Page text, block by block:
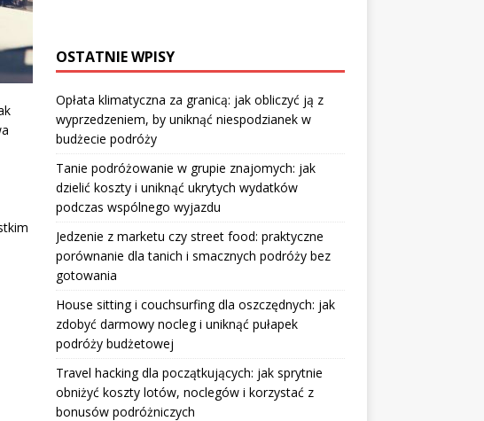
OSTATNIE WPISY
Opłata klimatyczna za granicą: jak obliczyć ją z
wyprzedzeniem, by uniknąć niespodzianek w
budżecie podróży
Tanie podróżowanie w grupie znajomych: jak
dzielić koszty i uniknąć ukrytych wydatków
podczas wspólnego wyjazdu
Jedzenie z marketu czy street food: praktyczne
porównanie dla tanich i smacznych podróży bez
gotowania
House sitting i couchsurfing dla oszczędnych: jak
zdobyć darmowy nocleg i uniknąć pułapek
podróży budżetowej
Travel hacking dla początkujących: jak sprytnie
obniżyć koszty lotów, noclegów i korzystać z
bonusów podróżniczych